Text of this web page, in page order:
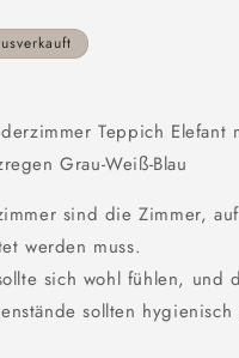
Teppich Elefant
Grau-Weiß-Blau
sind die Zimmer,
werden muss.
sich wohl fühlen, und
sollten hygienisch